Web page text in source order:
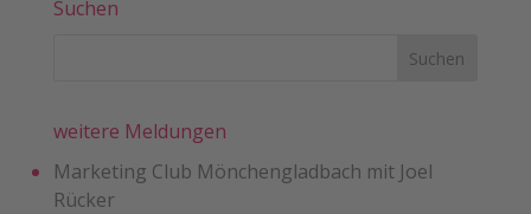
Suchen
weitere Meldungen
Marketing Club Mönchengladbach mit Joel
Rücker